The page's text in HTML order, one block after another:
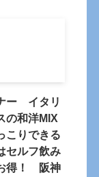
ー イタリ
の和洋MIX
こりできる
セルフ飲み
得！ 阪神